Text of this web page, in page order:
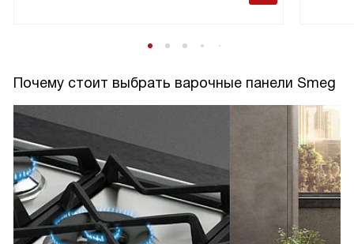
Почему стоит выбрать варочные панели Smeg